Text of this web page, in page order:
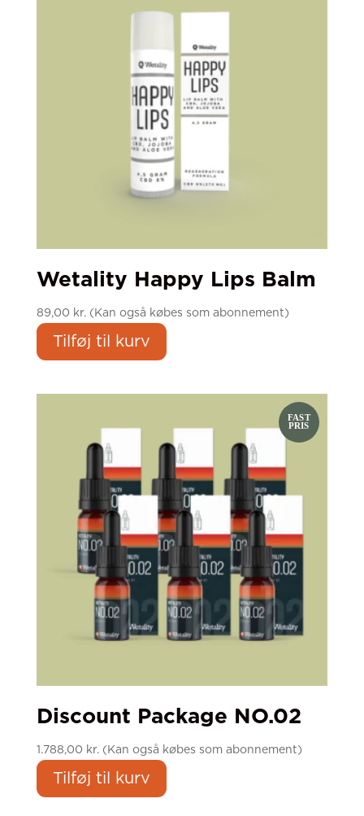
Wetality Happy Lips Balm
89,00 kr.(Kan også købes som abonnement)
Tilføj til kurv
Discount Package NO.02
1.788,00 kr.(Kan også købes som abonnement)
Tilføj til kurv